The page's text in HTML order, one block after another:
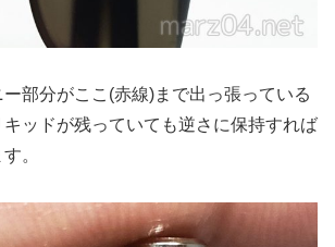
部分がここ(赤線)まで出っ張っている
ッドが残っていても逆さに保持すれば
。